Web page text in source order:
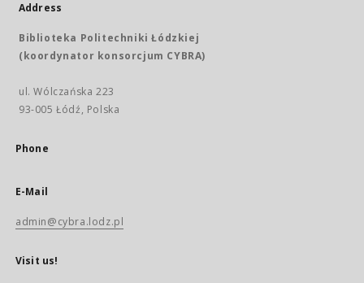
Address
Biblioteka Politechniki Łódzkiej
(koordynator konsorcjum CYBRA)
ul. Wólczańska 223
93-005 Łódź, Polska
Phone
E-Mail
admin@cybra.lodz.pl
Visit us!